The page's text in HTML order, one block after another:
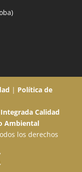
| Política de
Calidad
Ambiental
los derechos